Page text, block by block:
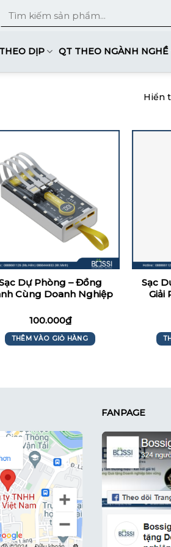
DỊP QT THEO NGÀNH NGHỀ
Hiển
Dự Phòng – Đồng
Cùng Doanh Nghiệp
100.000₫
THÊM VÀO GIỎ HÀNG
Sạc
Giải
FANPAGE